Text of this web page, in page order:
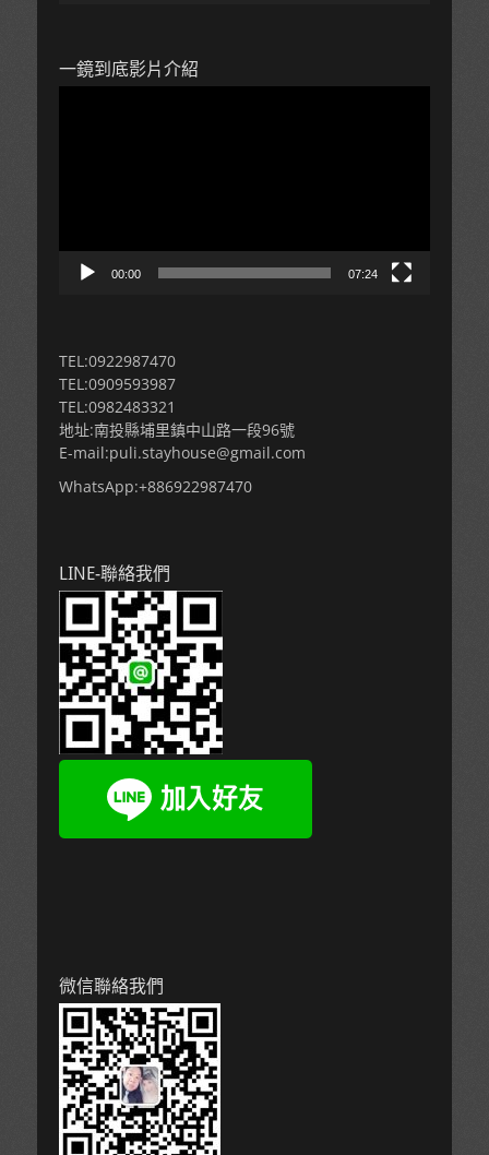
一鏡到底影片介紹
00:00 07:24
TEL:0922987470
TEL:0909593987
TEL:0982483321
地址:南投縣埔里鎮中山路一段96號
E-mail:puli.stayhouse@gmail.com
WhatsApp:+886922987470
LINE-聯絡我們
微信聯絡我們